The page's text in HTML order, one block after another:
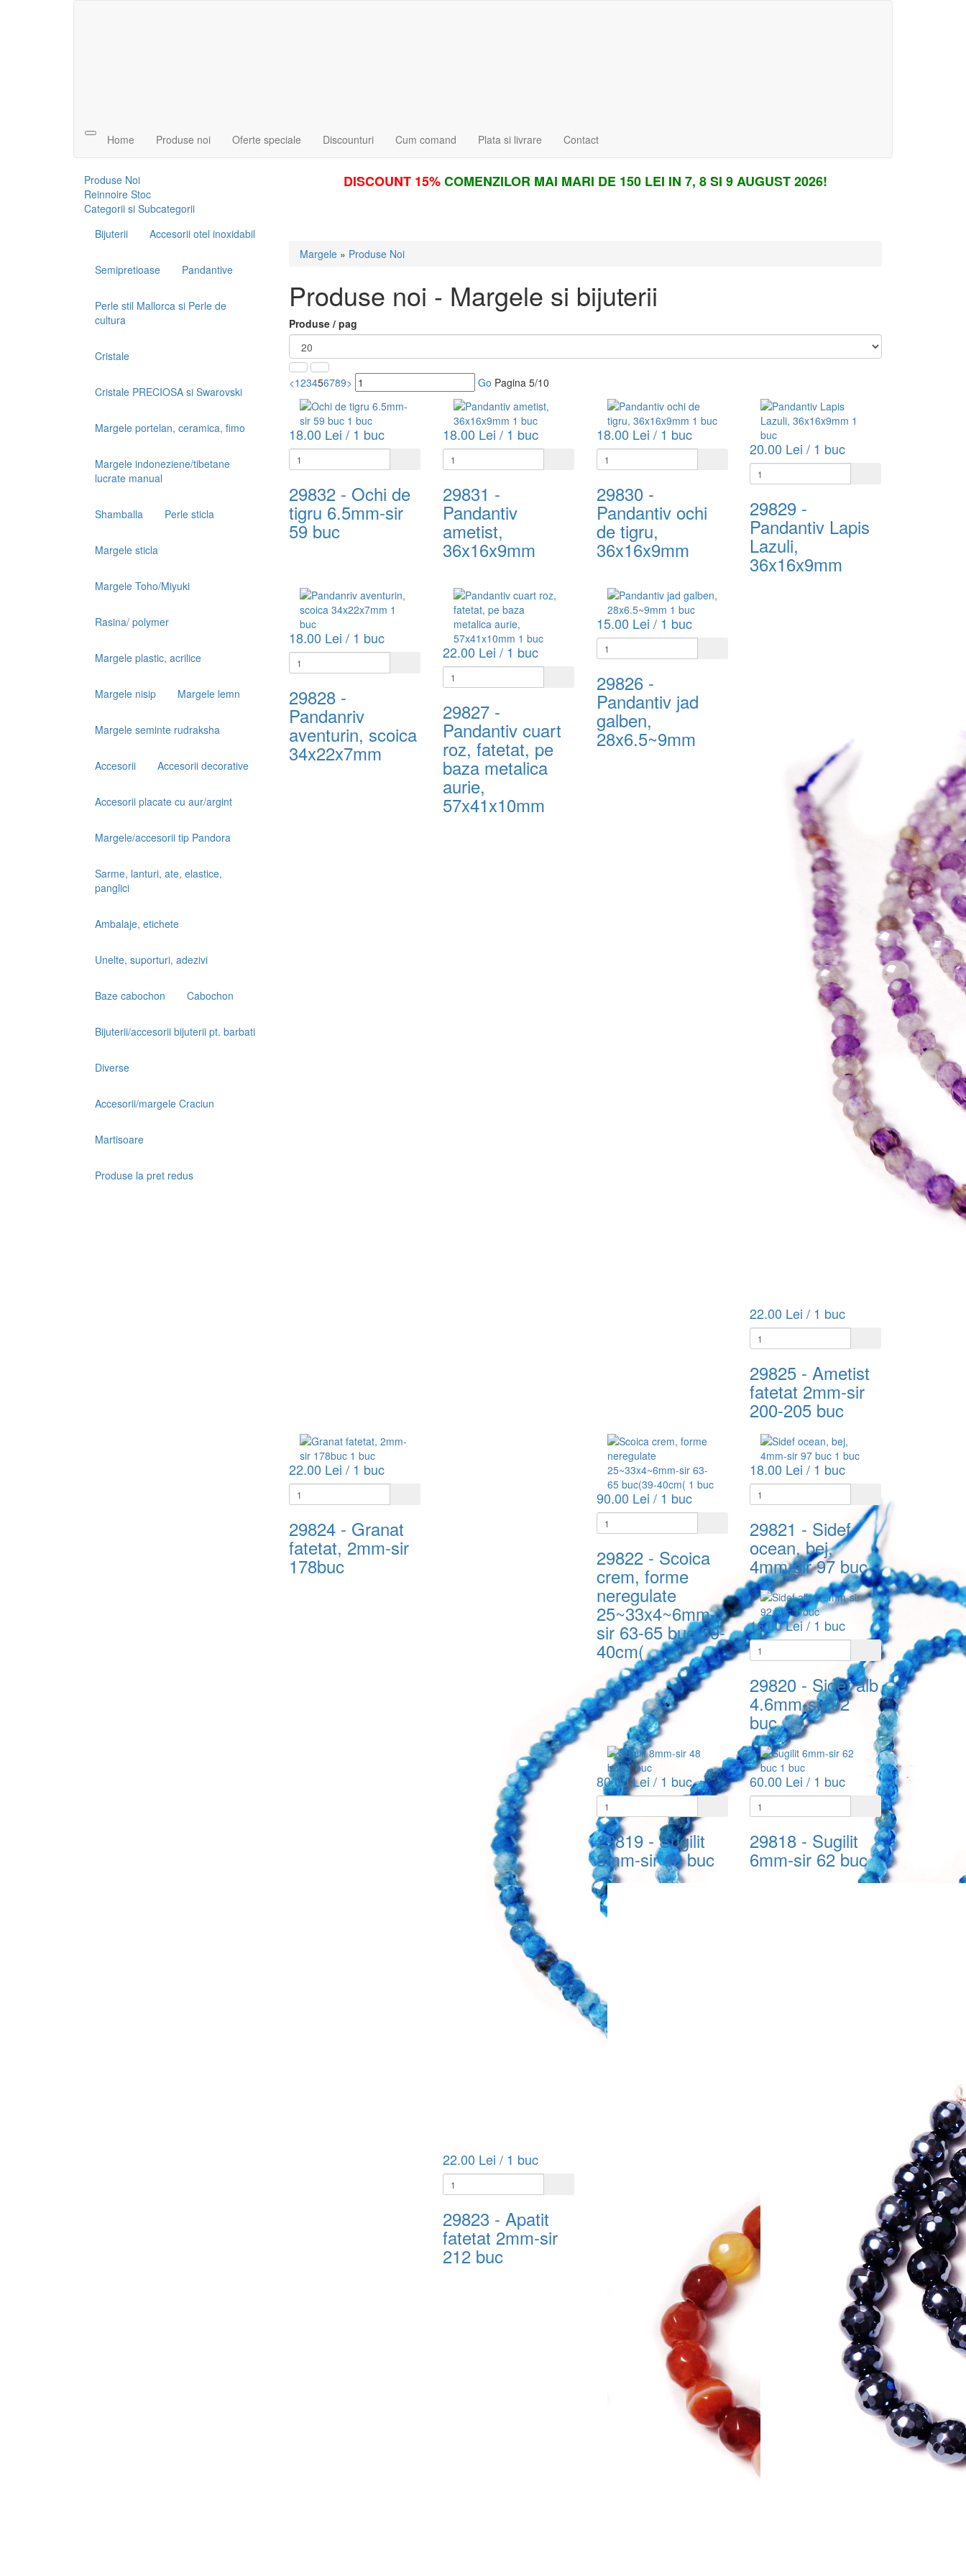
OpenHome Produse noi Oferte speciale Discounturi Cum comand Plata si livrare Contact
Produse Noi
Reinnoire Stoc
Categorii si Subcategorii
Bijuterii
Accesorii otel inoxidabil
Semipretioase Pandantive
Perle stil Mallorca si Perle de
cultura
Cristale
Cristale PRECIOSA si Swarovski
Margele portelan, ceramica, fimo
Margele indoneziene/tibetane
lucrate manual
Shamballa Perle sticla
Margele sticla
Margele Toho/Miyuki
Rasina/ polymer
Margele plastic, acrilice
Margele nisip Margele lemn
Margele seminte rudraksha
Accesorii Accesorii decorative
Accesorii placate cu aur/argint
Margele/accesorii tip Pandora
Sarme, lanturi, ate, elastice,
panglici
Ambalaje, etichete
Unelte, suporturi, adezivi
Baze cabochon Cabochon
Bijuterii/accesorii bijuterii pt. barbati
Diverse
Accesorii/margele Craciun
Martisoare
Produse la pret redus
DISCOUNT 15%COMENZILOR MAI MARI DE 150 LEI IN 7, 8 SI 9 AUGUST 2026!
Margele » Produse Noi
Produse noi - Margele si bijuterii
Produse / pag
<123456789> Go Pagina 5/10
18.00 Lei / 1 buc
29832 - Ochi de
tigru 6.5mm-sir
59 buc
18.00 Lei / 1 buc
29831 -
Pandantiv
ametist,
36x16x9mm
18.00 Lei / 1 buc
29830-
Pandantiv ochi
de tigru,
36x16x9mm
20.00 Lei / 1 buc
29829 -
Pandantiv Lapis
Lazuli,
36x16x9mm
18.00 Lei / 1 buc
29828 -
Pandanriv
aventurin, scoica
34x22x7mm
22.00 Lei / 1 buc
29827-
Pandantiv cuart
roz, fatetat, pe
baza metalica
aurie,
57x41x10mm
15.00 Lei / 1 buc
29826-
Pandantiv jad
galben,
28x6.5~9mm
22.00 Lei / 1 buc
29825 - Ametist
fatetat 2mm-sir
200-205 buc
22.00 Lei / 1 buc
29824 - Granat
fatetat, 2mm-sir
178buc
22.00 Lei / 1 buc
29823 - Apatit
fatetat 2mm-sir
212 buc
90.00 Lei / 1 buc
29822- Scoica
crem, forme
neregulate
25~33x4~6mm-
sir 63-65 buc(39-
40cm(
18.00 Lei / 1 buc
29821 - Sidef
ocean, bej,
4mm-sir 97 buc
16.00 Lei / 1 buc
29820 - Sidef alb
4.6mm-sir 92
buc
80.00 Lei / 1 buc
29819- Sugilit
8mm-sir 48 buc
60.00 Lei / 1 buc
29818 - Sugilit
6mm-sir 62 buc